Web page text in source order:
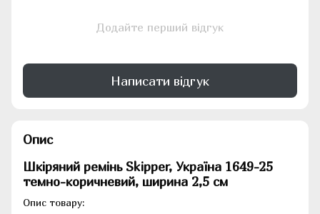
Додайте перший відгук
Написати відгук
Опис
Шкіряний ремінь Skipper, Україна 1649-25
темно-коричневий, ширина 2,5 см
Опис товару: